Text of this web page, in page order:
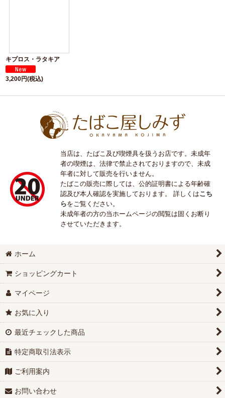
キプロス・ラタキア
3,200円(税込)
当店は、たばこ及び喫煙具を扱うお店です。未成年
者の喫煙は、法律で禁止されておりますので、未成
年者に対して販売を行いません。
たばこの販売に際しては、公的証明書による年齢確
認及び本人確認を実施しております。 詳しくはこち
らをご覧ください。
未成年者の方の当ホームページの閲覧は固くお断り
させていただきます。
ホーム
ショッピングカート
マイページ
お気に入り
最近チェックした商品
特定商取引法表示
ご利用案内
お問い合わせ